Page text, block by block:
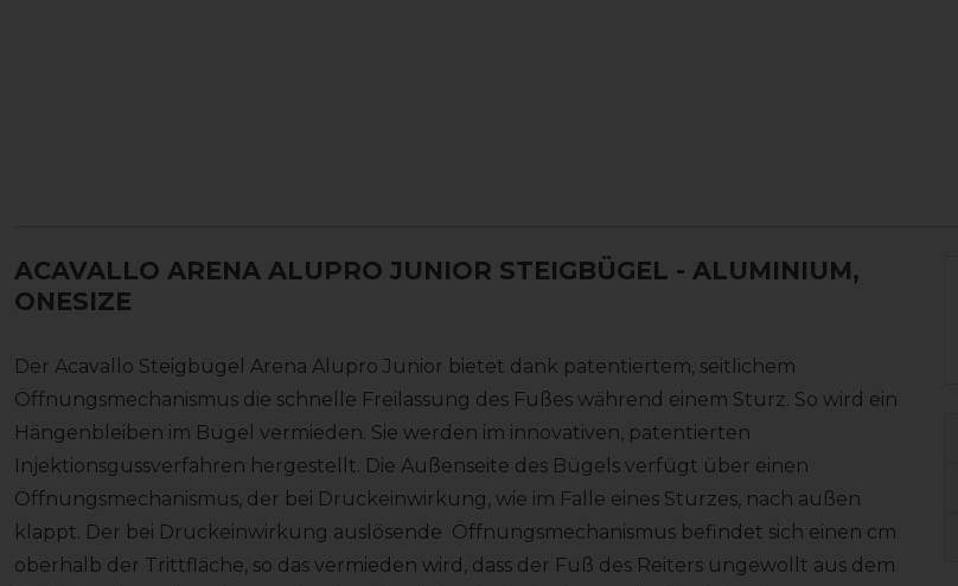
ACAVALLO ARENA ALUPRO JUNIOR STEIGBÜGEL - ALUMINIUM,
ONESIZE
Der Acavallo Steigbügel Arena Alupro Junior bietet dank patentiertem, seitlichem
Öffnungsmechanismus die schnelle Freilassung des Fußes während einem Sturz. So wird ein
Hängenbleiben im Bügel vermieden. Sie werden im innovativen, patentierten
Injektionsgussverfahren hergestellt. Die Außenseite des Bügels verfügt über einen
Öffnungsmechanismus, der bei Druckeinwirkung, wie im Falle eines Sturzes, nach außen
klappt. Der bei Druckeinwirkung auslösende Öffnungsmechanismus befindet sich einen cm
oberhalb der Trittfläche, so das vermieden wird, dass der Fuß des Reiters ungewollt aus dem